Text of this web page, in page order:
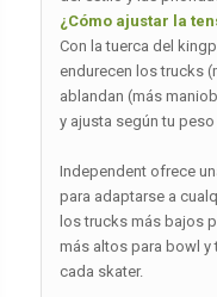
¿Cómo ajustar la
Con la tuerca del
endurecen los trucks
ablandan (más
y ajusta según tu
Independent ofrece
para adaptarse a
los trucks más bajos
más altos para bowl y
cada skater.